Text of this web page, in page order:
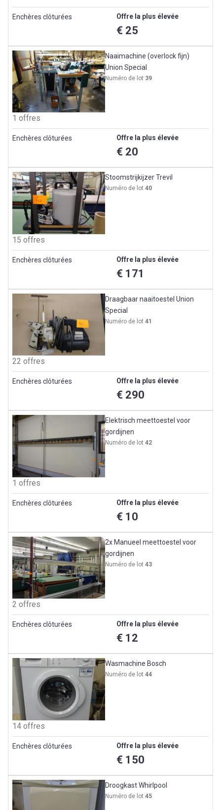
Enchères clôturées Offre la plus élevée
€ 25
Naaimachine (overlock fijn)
Union Special
Numéro de lot 39
1 offres
Enchères clôturées Offre la plus élevée
€ 20
Stoomstrijkijzer Trevil
Numéro de lot40
15 offres
Enchères clôturées Offre la plus élevée
€ 171
Draagbaar naaitoestel Union
Special
Numéro de lot41
22 offres
Enchères clôturées Offre la plus élevée
€ 290
Elektrisch meettoestel voor
gordijnen
Numéro de lot42
1 offres
Enchères clôturées Offre la plus élevée
€ 10
2x Manueel meettoestel voor
gordijnen
Numéro de lot43
2 offres
Enchères clôturées Offre la plus élevée
€ 12
Wasmachine Bosch
Numéro de lot44
14 offres
Enchères clôturées Offre la plus élevée
€ 150
Droogkast Whirlpool
Numéro de lot45